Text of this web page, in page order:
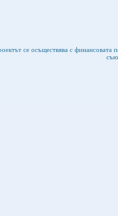
се осъществява с финансовата